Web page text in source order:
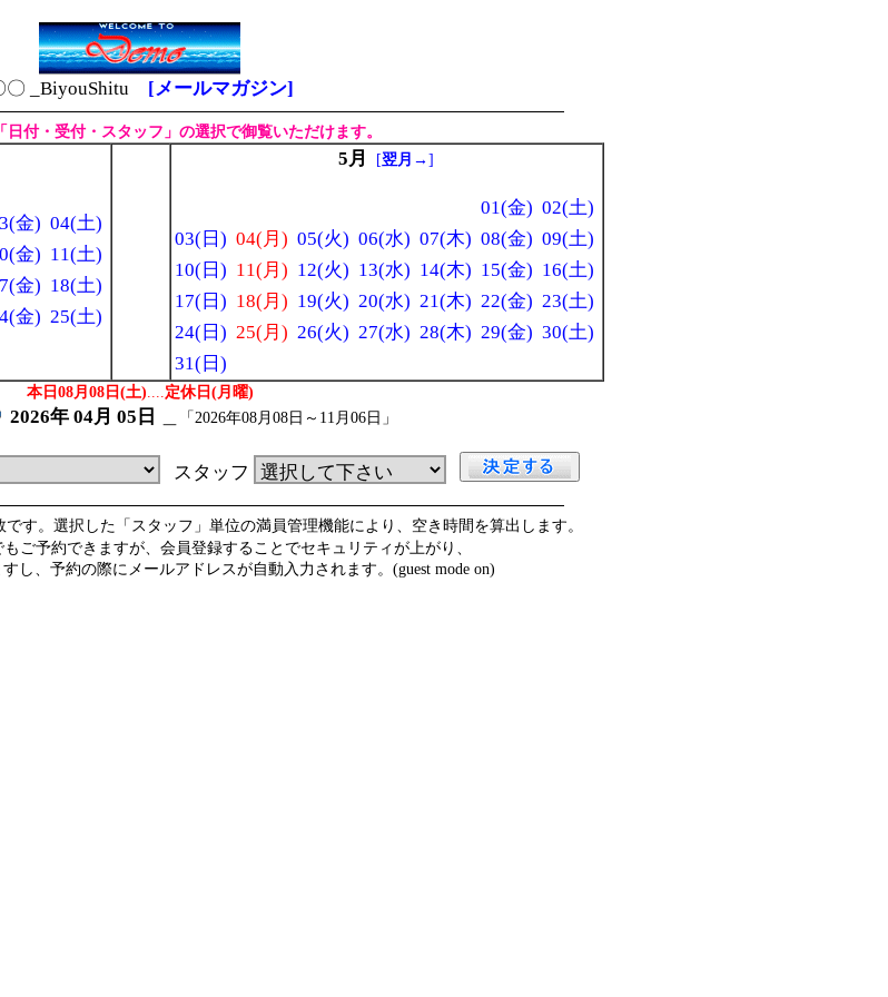
〇 _BiyouShitu [メールマガジン]
日付・受付・スタッフ」の選択で御覧いただけます。
金) 04(土)
金) 11(土)
金) 18(土)
金) 25(土)
5月 [翌月→]
01(金) 02(土)
03(日) 04(月) 05(火) 06(水) 07(木) 08(金) 09(土)
10(日) 11(月) 12(火) 13(水) 14(木) 15(金) 16(土)
17(日) 18(月) 19(火) 20(水) 21(木) 22(金) 23(土)
24(日) 25(月) 26(火) 27(水) 28(木) 29(金) 30(土)
31(日)
本日08月08日(土)....定休日(月曜)
2026年 04月 05日 「2026年08月08日～11月06日」
スタッフ
す。選択した「スタッフ」単位の満員管理機能により、空き時間を算出します。
ご予約できますが、会員登録することでセキュリティが上がり、
し、予約の際にメールアドレスが自動入力されます。(guest mode on)